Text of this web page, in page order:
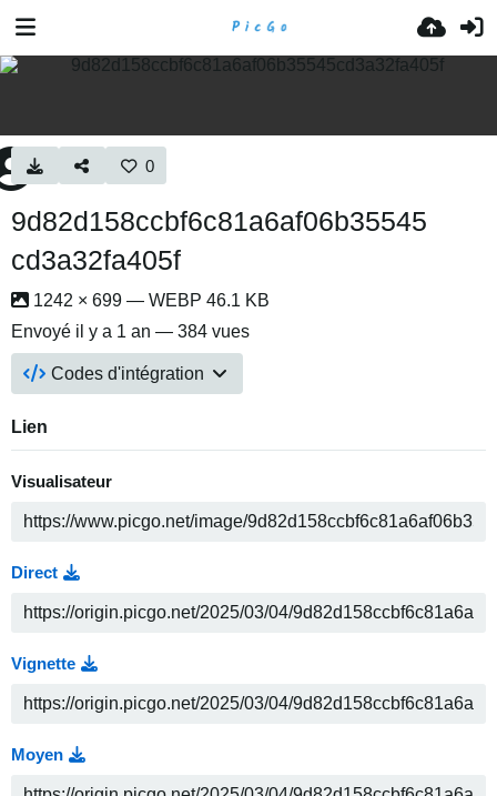
0
9d82d158ccbf6c81a6af06b35545
cd3a32fa405f
1242 × 699 — WEBP 46.1 KB
Envoyé il y a 1 an — 384 vues
Codes d'intégration
Lien
Visualisateur
Direct
Vignette
Moyen